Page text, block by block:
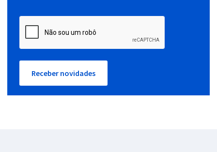
Receber novidades